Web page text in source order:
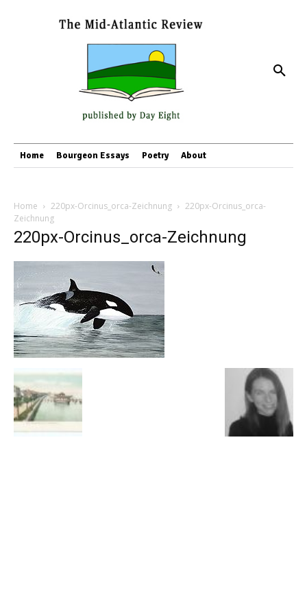
Home Bourgeon Essays Poetry About
Home 220px-Orcinus_orca-Zeichnung
220px-Orcinus_orca-
Zeichnung
220px-Orcinus_orca-Zeichnung